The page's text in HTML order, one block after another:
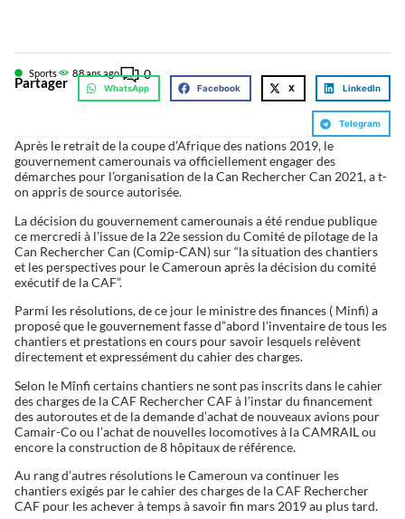
Sports 88 ans ago 0
Partager WhatsApp Facebook X LinkedIn
Telegram
Après le retrait de la coupe d’Afrique des nations 2019, le
gouvernement camerounais va officiellement engager des
démarches pour l’organisation de la Can Rechercher Can 2021, a t-
on appris de source autorisée.
La décision du gouvernement camerounais a été rendue publique
ce mercredi à l’issue de la 22e session du Comité de pilotage de la
Can Rechercher Can (Comip-CAN) sur “la situation des chantiers
et les perspectives pour le Cameroun après la décision du comité
exécutif de la CAF”.
Parmi les résolutions, de ce jour le ministre des finances ( Minfi) a
proposé que le gouvernement fasse d”abord l’inventaire de tous les
chantiers et prestations en cours pour savoir lesquels relèvent
directement et expressément du cahier des charges.
Selon le Mînfi certains chantiers ne sont pas inscrits dans le cahier
des charges de la CAF Rechercher CAF à l’instar du financement
des autoroutes et de la demande d’achat de nouveaux avions pour
Camair-Co ou l’achat de nouvelles locomotives à la CAMRAIL ou
encore la construction de 8 hôpitaux de référence.
Au rang d’autres résolutions le Cameroun va continuer les
chantiers exigés par le cahier des charges de la CAF Rechercher
CAF pour les achever à temps à savoir fin mars 2019 au plus tard.